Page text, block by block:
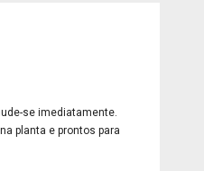
se imediatamente.
planta e prontos para